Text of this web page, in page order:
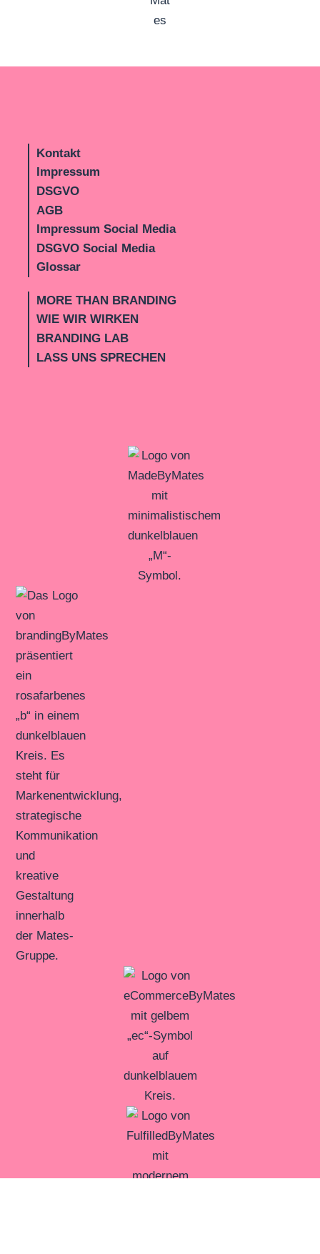
Kontakt
Impressum
DSGVO
AGB
Impressum Social Media
DSGVO Social Media
Glossar
MORE THAN BRANDING
WIE WIR WIRKEN
BRANDING LAB
LASS UNS SPRECHEN